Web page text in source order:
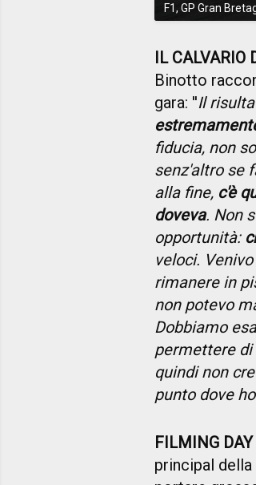
F1, GP Gran
IL CALVARIO
Binotto
gara: ''Il
fiducia, non
senz'altro se
alla fine, c'è
doveva. Non
opportunità:
veloci.
rimanere in
non potevo
Dobbiamo
permettere
quindi non
punto dove
FILMING
principal